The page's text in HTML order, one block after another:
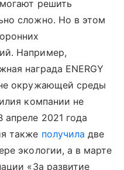
решить
сложно. Но в этом
Например,
награда ENERGY
окружающей среды
компании не
2021 года
также получила две
экологии, а в марте
«За развитие